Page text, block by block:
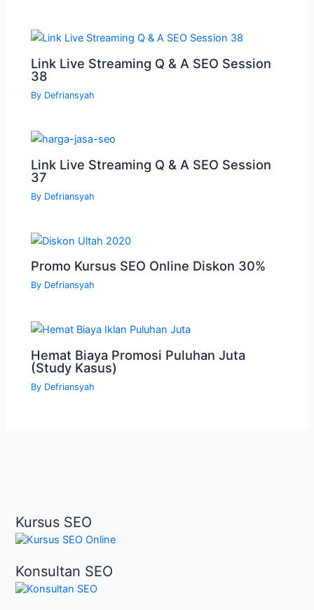
Link Live Streaming Q & A SEO Session
38
By Defriansyah
Link Live Streaming Q & A SEO Session
37
By Defriansyah
Promo Kursus SEO Online Diskon 30%
By Defriansyah
Hemat Biaya Promosi Puluhan Juta
(Study Kasus)
By Defriansyah
Kursus SEO
Konsultan SEO